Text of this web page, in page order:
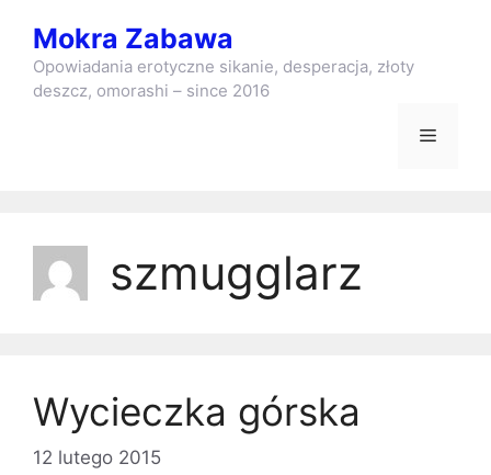
treści
Mokra Zabawa
Opowiadania erotyczne sikanie, desperacja, złoty
deszcz, omorashi – since 2016
Menu
szmugglarz
Wycieczka górska
12 lutego 2015